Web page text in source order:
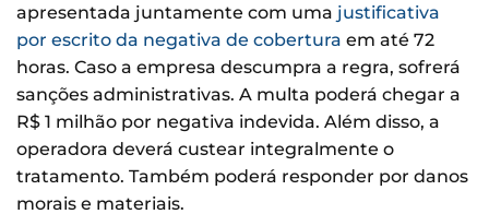
apresentada juntamente com uma justificativa
por escrito da negativa de cobertura em até 72
horas. Caso a empresa descumpra a regra, sofrerá
sanções administrativas. A multa poderá chegar a
R$ 1 milhão por negativa indevida. Além disso, a
operadora deverá custear integralmente o
tratamento. Também poderá responder por danos
morais e materiais.